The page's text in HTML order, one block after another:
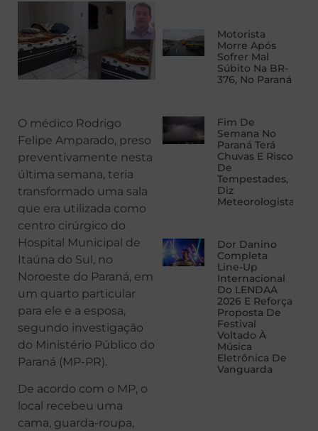
O médico Rodrigo
Felipe Amparado, preso
preventivamente nesta
última semana, teria
transformado uma sala
que era utilizada como
centro cirúrgico do
Hospital Municipal de
Itaúna do Sul, no
Noroeste do Paraná, em
um quarto particular
para ele e a esposa,
segundo investigação
do Ministério Público do
Paraná (MP-PR).
De acordo com o MP, o
local recebeu uma
cama, guarda-roupa,
Motorista
Morre Após
Sofrer Mal
Súbito Na BR-
376, No Paraná
Fim De
Semana No
Paraná Terá
Chuvas E Risco
De
Tempestades,
Diz
Meteorologista
Dor Danino
Completa
Line-Up
Internacional
Do LENDAA
2026 E Reforça
Proposta De
Festival
Voltado À
Música
Eletrônica De
Vanguarda